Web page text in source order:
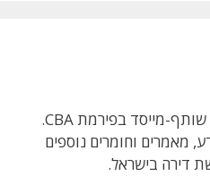
עורך הדין אילן שרקון הינו שותף-מייסד בפירמת CBA.
מאמרים וחומרים נוספים
דירה בישראל.